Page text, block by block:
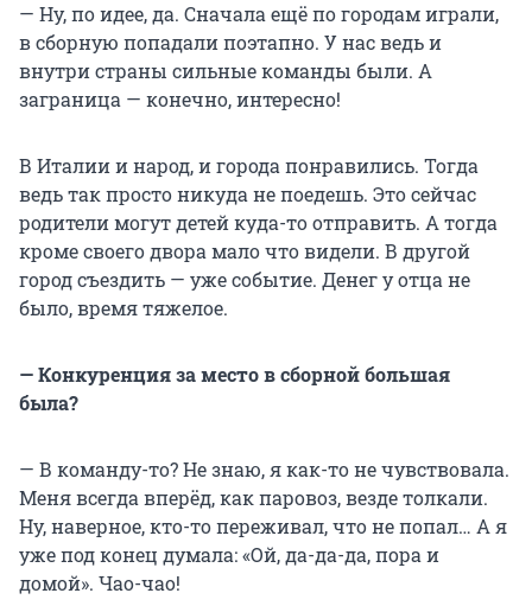
— Ну, по идее, да. Сначала ещё по городам играли,
в сборную попадали поэтапно. У нас ведь и
внутри страны сильные команды были. А
заграница — конечно, интересно!
В Италии и народ, и города понравились. Тогда
ведь так просто никуда не поедешь. Это сейчас
родители могут детей куда-то отправить. А тогда
кроме своего двора мало что видели. В другой
город съездить — уже событие. Денег у отца не
было, время тяжелое.
— Конкуренция за место в сборной большая
была?
— В команду-то? Не знаю, я как-то не чувствовала.
Меня всегда вперёд, как паровоз, везде толкали.
Ну, наверное, кто-то переживал, что не попал… А я
уже под конец думала: «Ой, да-да-да, пора и
домой». Чао-чао!